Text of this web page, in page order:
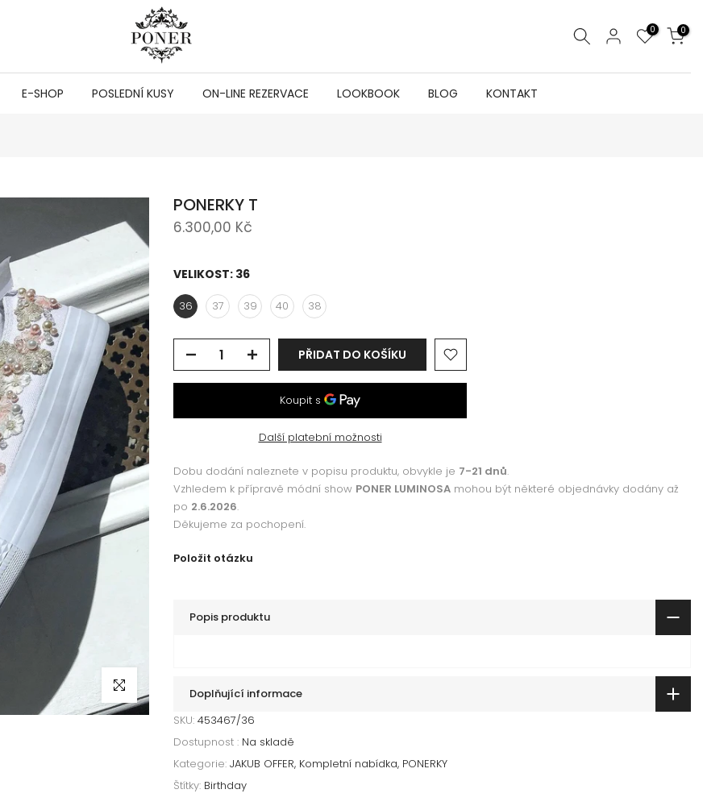
0 0
E-SHOP POSLEDNÍ KUSY ON-LINE REZERVACE LOOKBOOK BLOG KONTAKT
Klikni pro zvětšení
PONERKY T
6.300,00 Kč
VELIKOST: 36
36 37 39 40 38
PŘIDAT DO KOŠÍKU
Další platební možnosti
Dobu dodání naleznete v popisu produktu, obvykle je 7-21 dnů.
Vzhledem k přípravě módní show PONER LUMINOSA mohou být některé objednávky dodány až
po 2.6.2026.
Děkujeme za pochopení.
Položit otázku
Popis produktu
Doplňující informace
SKU: 453467/36
Dostupnost : Na skladě
Kategorie: JAKUB OFFER Kompletní nabídka PONERKY
Štítky: Birthday